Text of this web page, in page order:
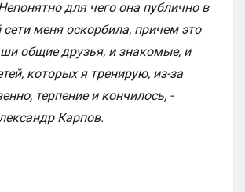
для чего она публично в
сети меня оскорбила, причем это
общие друзья, и знакомые, и
которых я тренирую, из-за
терпение и кончилось, -
Карпов.